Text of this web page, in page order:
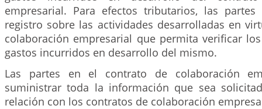
empresarial. Para efectos tributarios, las
registro sobre las actividades desarrolladas en
colaboración empresarial que permita verificar
gastos incurridos en desarrollo del mismo.
Las partes en el contrato de colaboración
suministrar toda la información que sea
relación con los contratos de colaboración